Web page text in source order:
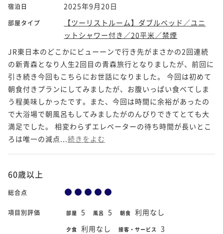
宿泊日 2025年9月20日
部屋タイプ
【ツーリストルーム】ダブルベッド／ユニ
ットシャワー付き／20平米／禁煙
JR東日本のどこかにビューーンで行き先がまさかの2回連続
の新青森となり人生2回目の青森旅行となりましたが、前回に
引き続き今回もこちらにお世話になりました。 今回は初めて
朝食付きプランにしてみましたが、お腹いっぱい食べてしま
う程美味しかったです。また、今回は時間に余裕があったの
で大浴場で朝風呂もしてみましたがのんびりできてとても大
満足でした。 相変わらずエレベーターの待ち時間が長いとこ
ろは唯一の減点... 続きをよむ
60歳以上
総合点
項目別評価 部屋 5 風呂 5 朝食 利用なし
夕食 利用なし 接客・サービス 3